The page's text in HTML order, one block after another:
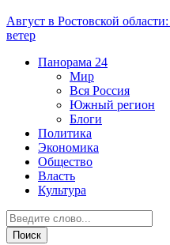
Август в Ростовской
ветер
Панорама 24
Мир
Вся Россия
Южный регион
Блоги
Политика
Экономика
Общество
Власть
Культура